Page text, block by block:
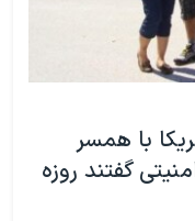
با همسر
گفتند روزه